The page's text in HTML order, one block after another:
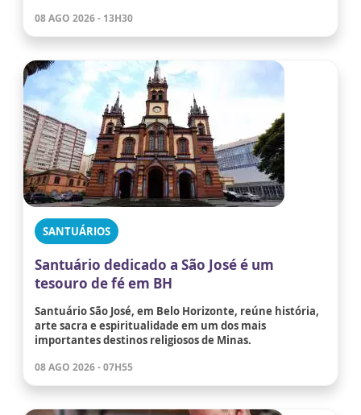
08 AGO 2026 - 13H30
SANTUÁRIOS
Santuário dedicado a São José é um
tesouro de fé em BH
Santuário São José, em Belo Horizonte, reúne história,
arte sacra e espiritualidade em um dos mais
importantes destinos religiosos de Minas.
08 AGO 2026 - 07H55